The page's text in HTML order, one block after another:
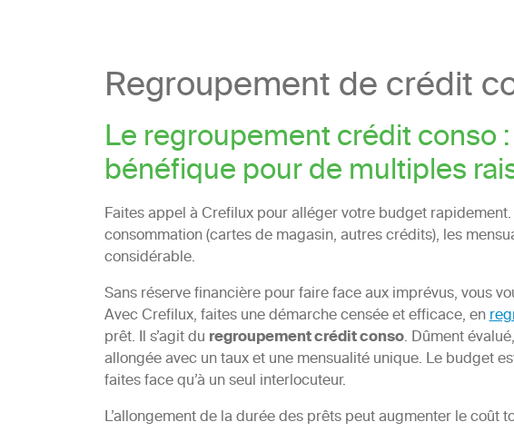
Regroupement de crédit
Le regroupement crédit conso
bénéfique pour de multiples
Faites appel à Crefilux pour alléger votre budget
consommation (cartes de magasin, autres crédits), les
considérable.
Sans réserve financière pour faire face aux imprévus, vous
Avec Crefilux, faites une démarche censée et efficace, en
prêt. Il s’agit du regroupement crédit conso. Dûment
allongée avec un taux et une mensualité unique. Le budget
faites face qu’à un seul interlocuteur.
L’allongement de la durée des prêts peut augmenter le coût